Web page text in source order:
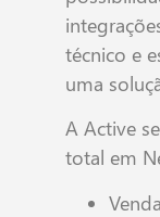
técnico e
uma
A Active
total em